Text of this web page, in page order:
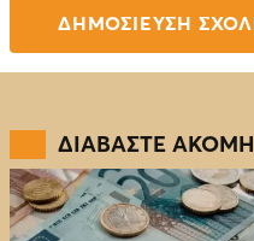
ΔΙΑΒΑΣΤΕ ΑΚΟΜΗ